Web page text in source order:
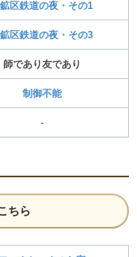
区鉄道の夜・その1
区鉄道の夜・その3
師であり友であり
制御不能
-
ちら